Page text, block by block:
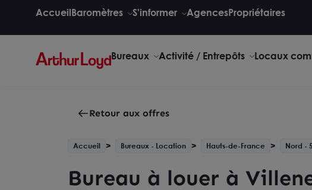
AccueilBaromètres S'informer AgencesPropriétaires
Bureaux Activité / Entrepôts Locaux
Retour aux offres
Accueil Bureaux - Location Hauts-de-France Nord -
Bureau à louer à